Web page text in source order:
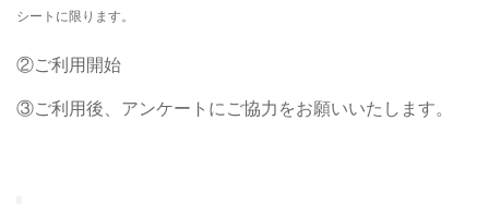
シートに限ります。
②ご利用開始
③ご利用後、アンケートにご協力をお願いいたします。